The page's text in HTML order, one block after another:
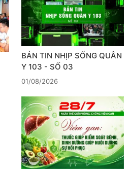
BẢN TIN NHỊP SỐNG QUÂN
Y 103 - SỐ 03
01/08/2026